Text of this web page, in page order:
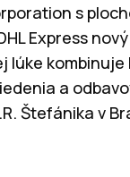
s
Express
lúke
a
Štefánika v